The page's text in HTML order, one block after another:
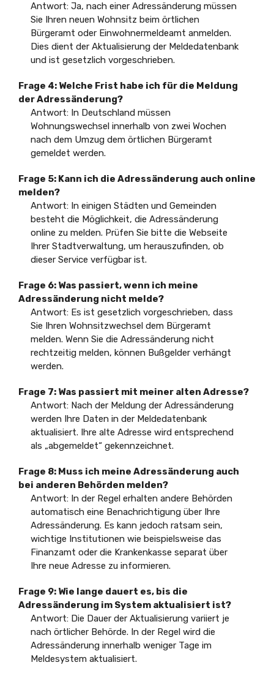
Antwort: Ja, nach einer Adressänderung müssen
Sie Ihren neuen Wohnsitz beim örtlichen
Bürgeramt oder Einwohnermeldeamt anmelden.
Dies dient der Aktualisierung der Meldedatenbank
und ist gesetzlich vorgeschrieben.
Frage 4: Welche Frist habe ich für die Meldung
der Adressänderung?
Antwort: In Deutschland müssen
Wohnungswechsel innerhalb von zwei Wochen
nach dem Umzug dem örtlichen Bürgeramt
gemeldet werden.
Frage 5: Kann ich die Adressänderung auch online
melden?
Antwort: In einigen Städten und Gemeinden
besteht die Möglichkeit, die Adressänderung
online zu melden. Prüfen Sie bitte die Webseite
Ihrer Stadtverwaltung, um herauszufinden, ob
dieser Service verfügbar ist.
Frage 6: Was passiert, wenn ich meine
Adressänderung nicht melde?
Antwort: Es ist gesetzlich vorgeschrieben, dass
Sie Ihren Wohnsitzwechsel dem Bürgeramt
melden. Wenn Sie die Adressänderung nicht
rechtzeitig melden, können Bußgelder verhängt
werden.
Frage 7: Was passiert mit meiner alten Adresse?
Antwort: Nach der Meldung der Adressänderung
werden Ihre Daten in der Meldedatenbank
aktualisiert. Ihre alte Adresse wird entsprechend
als „abgemeldet“ gekennzeichnet.
Frage 8: Muss ich meine Adressänderung auch
bei anderen Behörden melden?
Antwort: In der Regel erhalten andere Behörden
automatisch eine Benachrichtigung über Ihre
Adressänderung. Es kann jedoch ratsam sein,
wichtige Institutionen wie beispielsweise das
Finanzamt oder die Krankenkasse separat über
Ihre neue Adresse zu informieren.
Frage 9: Wie lange dauert es, bis die
Adressänderung im System aktualisiert ist?
Antwort: Die Dauer der Aktualisierung variiert je
nach örtlicher Behörde. In der Regel wird die
Adressänderung innerhalb weniger Tage im
Meldesystem aktualisiert.